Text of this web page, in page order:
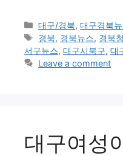
Categories
대구/경북,대구경북
Tags
경북, 경북뉴스, 경북
서구뉴스, 대구시북구, 대
Leave a comment
대구여성